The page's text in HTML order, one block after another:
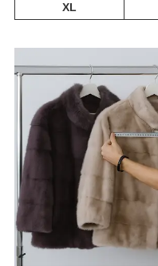
XL